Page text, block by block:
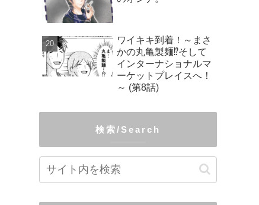
ワイキキ到着！～まさ
かの丸亀製麺⁉そして
インターナショナルマ
ーケットプレイスへ！
～ (第8話)
検索/Search